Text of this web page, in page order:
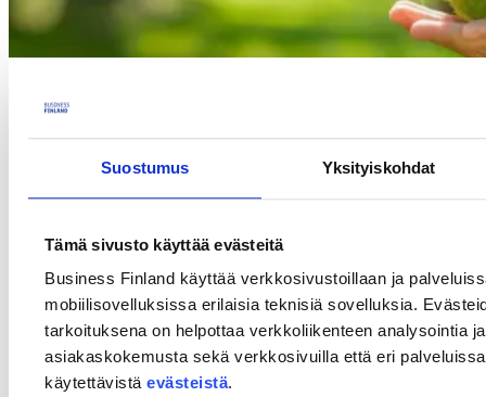
Suostumus Yksityiskohdat
Tämä sivusto käyttää evästeitä
Business Finland käyttää verkkosivustoillaan ja
mobiilisovelluksissa erilaisia teknisiä sovelluksia.
tarkoituksena on helpottaa verkkoliikenteen analysointia
asiakaskokemusta sekä verkkosivuilla että eri
käytettävistä evästeistä.
Virtuaalinen verkostoitumistilaisuus: Keskeiset haasteet luonnon
Tapahtumassa käsitellään LIFE-hankkeiden kautta saatuja
kokemuksia ja etsitään ratkaisuja luonnon entisöinnin skaalaamisen
haasteisiin EU:ssa. Tilaisuudessa esitellään menestystarinoita ja
keskustellaan kolmesta keskeisestä aiheesta: tiedon siirrosta, maan
saannista ja yhteistyöstä muiden sektoreiden kanssa. Tavoitteena on
tuottaa suosituksia, jotka edistävät laajamittaista luonnon entisöintiä
EU:ssa.